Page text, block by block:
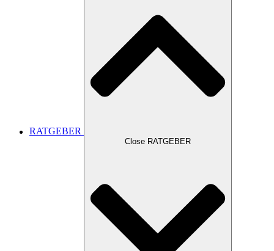
RATGEBER
Close RATGEBER